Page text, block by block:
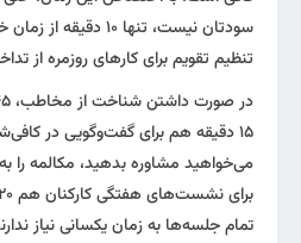
سودتان نیست، تنها ۱۰
تنظیم تقویم برای کارهای روزمره از
۱۵ دقیقه هم برای گفت‌وگویی در
تمام جلسه‌ها به زمان یکسانی نیاز